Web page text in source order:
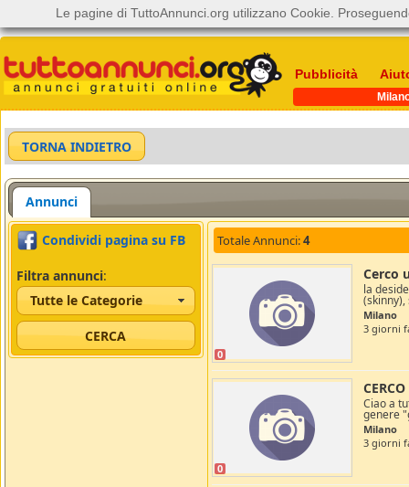
Pubblicità
Annunci
Condividi pagina su FB
Filtra annunci:
Tutte le Categorie
Totale Annunci:4
0
Cerco
la
(skinny),
Milano
3 giorni
0
Ciao a
genere
Milano
3 giorni
Le pagine di TuttoAnnunci.org utilizzano Cookie.